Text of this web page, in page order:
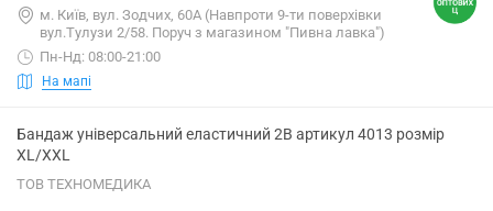
м. Київ, вул. Зодчих, 60А (Навпроти 9-ти поверхівки
вул.Тулузи 2/58. Поруч з магазином "Пивна лавка")
Пн-Нд: 08:00-21:00
На мапі
Бандаж універсальний еластичний 2B артикул 4013 розмір
XL/XXL
ТОВ ТЕХНОМЕДИКА